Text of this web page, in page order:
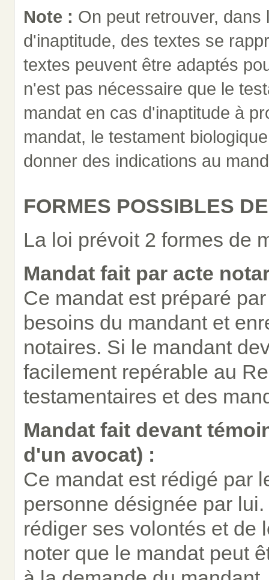
Note : On peut retrouver,
d'inaptitude, des textes se
textes peuvent être adaptés
n'est pas nécessaire que le
mandat en cas d'inaptitude à
mandat, le testament
donner des indications au
FORMES POSSIBLES
La loi prévoit 2 formes de
Mandat fait par acte
Ce mandat est préparé
besoins du mandant et
notaires. Si le mandant
facilement repérable au
testamentaires et des
Mandat fait devant
d'un avocat) :
Ce mandat est rédigé par
personne désignée par
rédiger ses volontés et de
noter que le mandat peut